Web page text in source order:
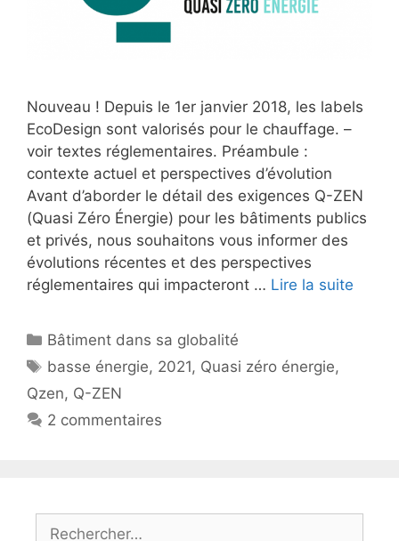
Nouveau ! Depuis le 1er janvier 2018, les labels
EcoDesign sont valorisés pour le chauffage. –
voir textes réglementaires. Préambule :
contexte actuel et perspectives d’évolution
Avant d’aborder le détail des exigences Q-ZEN
(Quasi Zéro Énergie) pour les bâtiments publics
et privés, nous souhaitons vous informer des
évolutions récentes et des perspectives
réglementaires qui impacteront … Lire la suite
Catégories
Bâtiment dans sa globalité
Étiquettes
basse énergie, 2021, Quasi zéro énergie,
Qzen, Q-ZEN
2 commentaires